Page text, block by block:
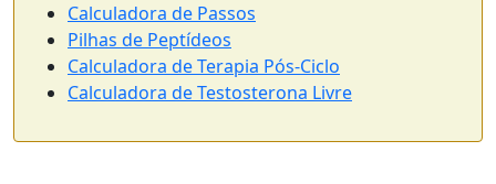
Calculadora de Passos
Pilhas de Peptídeos
Calculadora de Terapia Pós-Ciclo
Calculadora de Testosterona Livre